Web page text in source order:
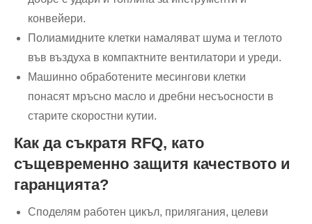
конвейери.
Полиамидните клетки намаляват шума и теглото
във въздуха в компактните вентилатори и уреди.
Машинно обработените месингови клетки
понасят мръсно масло и дребни несъосности в
старите скоростни кутии.
Как да съкратя RFQ, като
същевременно защитя качеството и
гаранцията?
Споделям работен цикъл, прилягания, целеви